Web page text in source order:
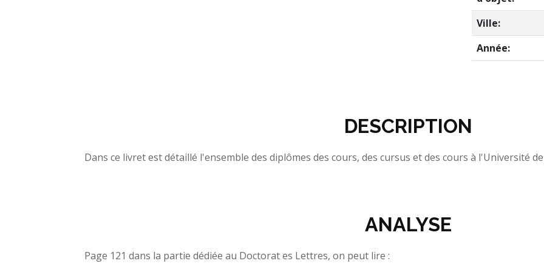
Ville:
Année:
DESCRIPTION
Dans ce livret est détaillé l'ensemble des diplômes des cours, des cursus et des cours à l'Université
ANALYSE
Page 121 dans la partie dédiée au Doctorat es Lettres, on peut lire :